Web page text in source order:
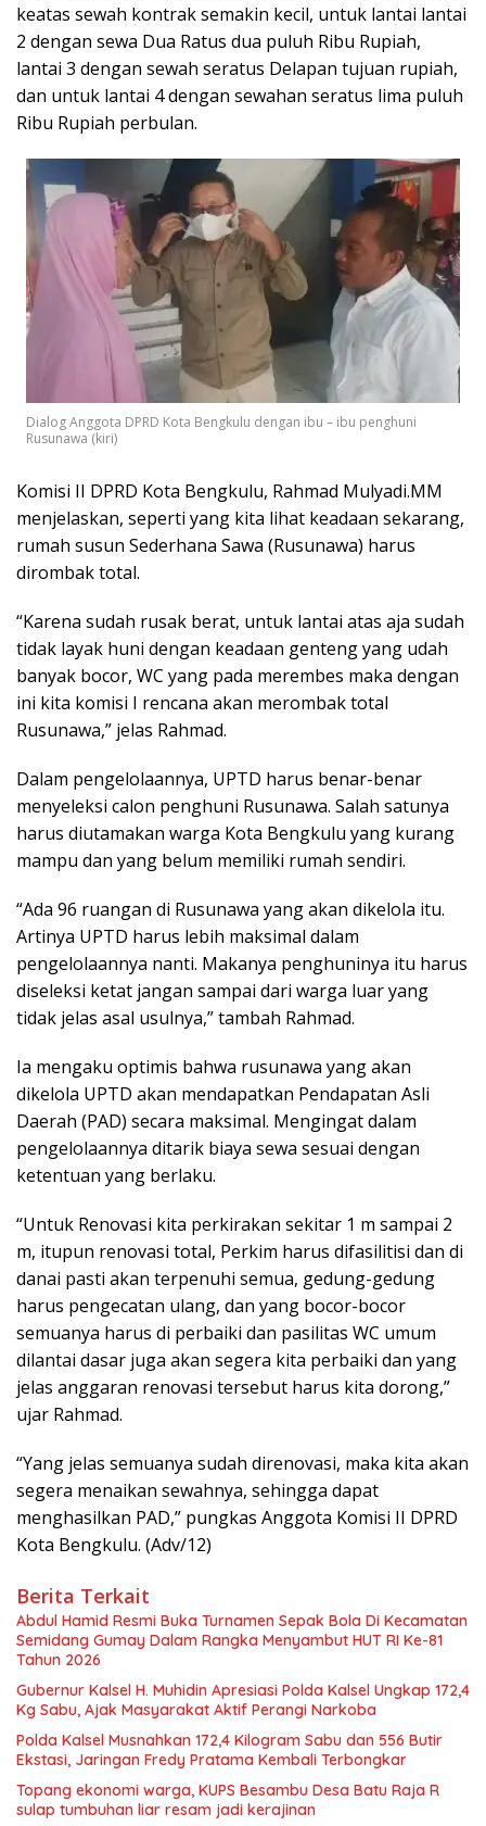
keatas sewah kontrak semakin kecil, untuk lantai lantai
2 dengan sewa Dua Ratus dua puluh Ribu Rupiah,
lantai 3 dengan sewah seratus Delapan tujuan rupiah,
dan untuk lantai 4 dengan sewahan seratus lima puluh
Ribu Rupiah perbulan.
Dialog Anggota DPRD Kota Bengkulu dengan ibu – ibu penghuni
Rusunawa (kiri)
Komisi II DPRD Kota Bengkulu, Rahmad Mulyadi.MM
menjelaskan, seperti yang kita lihat keadaan sekarang,
rumah susun Sederhana Sawa (Rusunawa) harus
dirombak total.
“Karena sudah rusak berat, untuk lantai atas aja sudah
tidak layak huni dengan keadaan genteng yang udah
banyak bocor, WC yang pada merembes maka dengan
ini kita komisi I rencana akan merombak total
Rusunawa,” jelas Rahmad.
Dalam pengelolaannya, UPTD harus benar-benar
menyeleksi calon penghuni Rusunawa. Salah satunya
harus diutamakan warga Kota Bengkulu yang kurang
mampu dan yang belum memiliki rumah sendiri.
“Ada 96 ruangan di Rusunawa yang akan dikelola itu.
Artinya UPTD harus lebih maksimal dalam
pengelolaannya nanti. Makanya penghuninya itu harus
diseleksi ketat jangan sampai dari warga luar yang
tidak jelas asal usulnya,” tambah Rahmad.
Ia mengaku optimis bahwa rusunawa yang akan
dikelola UPTD akan mendapatkan Pendapatan Asli
Daerah (PAD) secara maksimal. Mengingat dalam
pengelolaannya ditarik biaya sewa sesuai dengan
ketentuan yang berlaku.
“Untuk Renovasi kita perkirakan sekitar 1 m sampai 2
m, itupun renovasi total, Perkim harus difasilitisi dan di
danai pasti akan terpenuhi semua, gedung-gedung
harus pengecatan ulang, dan yang bocor-bocor
semuanya harus di perbaiki dan pasilitas WC umum
dilantai dasar juga akan segera kita perbaiki dan yang
jelas anggaran renovasi tersebut harus kita dorong,”
ujar Rahmad.
“Yang jelas semuanya sudah direnovasi, maka kita akan
segera menaikan sewahnya, sehingga dapat
menghasilkan PAD,” pungkas Anggota Komisi II DPRD
Kota Bengkulu. (Adv/12)
Berita Terkait
Abdul Hamid Resmi Buka Turnamen Sepak Bola Di Kecamatan
Semidang Gumay Dalam Rangka Menyambut HUT RI Ke-81
Tahun 2026
Gubernur Kalsel H. Muhidin Apresiasi Polda Kalsel Ungkap 172,4
Kg Sabu, Ajak Masyarakat Aktif Perangi Narkoba
Polda Kalsel Musnahkan 172,4 Kilogram Sabu dan 556 Butir
Ekstasi, Jaringan Fredy Pratama Kembali Terbongkar
Topang ekonomi warga, KUPS Besambu Desa Batu Raja R
sulap tumbuhan liar resam jadi kerajinan